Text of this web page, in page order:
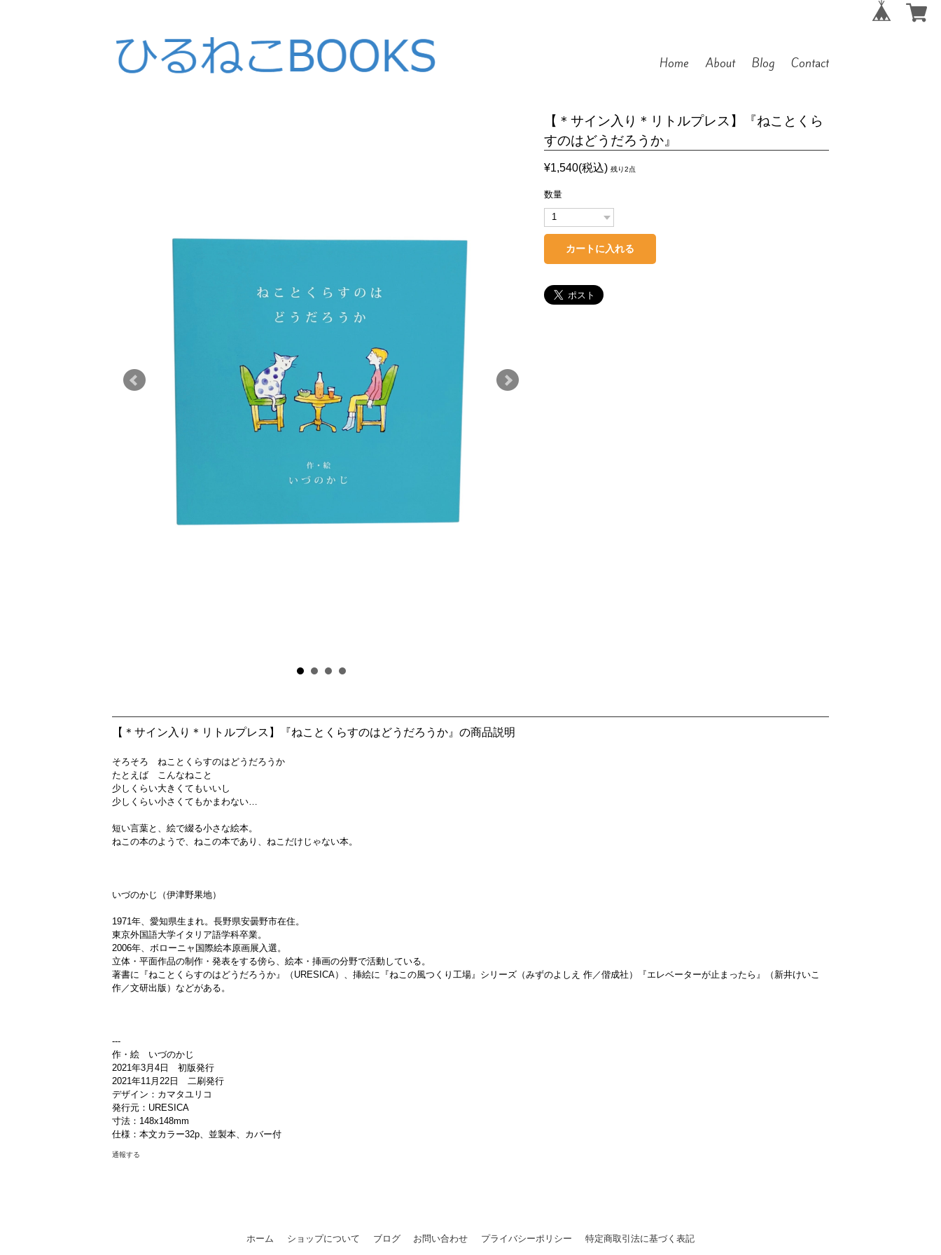
Home About Blog Contact
【＊サイン入り＊リトルプレス】『ねことくら
すのはどうだろうか』
¥1,540(税込)残り2点
数量
【＊サイン入り＊リトルプレス】『ねことくらすのはどうだろうか』の商品説明
そろそろ ねことくらすのはどうだろうか
たとえば こんなねこと
少しくらい大きくてもいいし
少しくらい小さくてもかまわない…
短い言葉と、絵で綴る小さな絵本。
ねこの本のようで、ねこの本であり、ねこだけじゃない本。
いづのかじ（伊津野果地）
1971年、愛知県生まれ。長野県安曇野市在住。
東京外国語大学イタリア語学科卒業。
2006年、ボローニャ国際絵本原画展入選。
立体・平面作品の制作・発表をする傍ら、絵本・挿画の分野で活動している。
著書に『ねことくらすのはどうだろうか』（URESICA）、挿絵に『ねこの風つくり工場』シリーズ（みずのよしえ 作／偕成社）『エレベーターが止まったら』（新井けいこ
作／文研出版）などがある。
---
作・絵 いづのかじ
2021年3月4日 初版発行
2021年11月22日 二刷発行
デザイン：カマタユリコ
発行元：URESICA
寸法：148x148mm
仕様：本文カラー32p、並製本、カバー付
通報する
ホーム ショップについて ブログ お問い合わせ プライバシーポリシー 特定商取引法に基づく表記